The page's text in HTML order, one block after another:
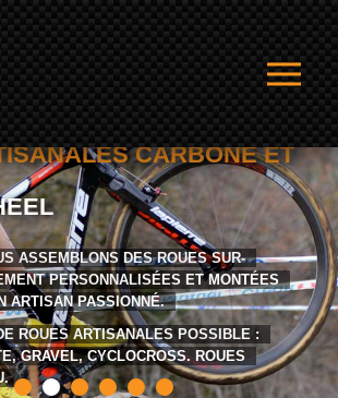
CARBONE ET
ASSEMBLONS DES ROUES SUR-
PERSONNALISÉES ET MONTÉES
ARTISAN PASSIONNÉ.
ROUES ARTISANALES POSSIBLE :
GRAVEL, CYCLOCROSS. ROUES